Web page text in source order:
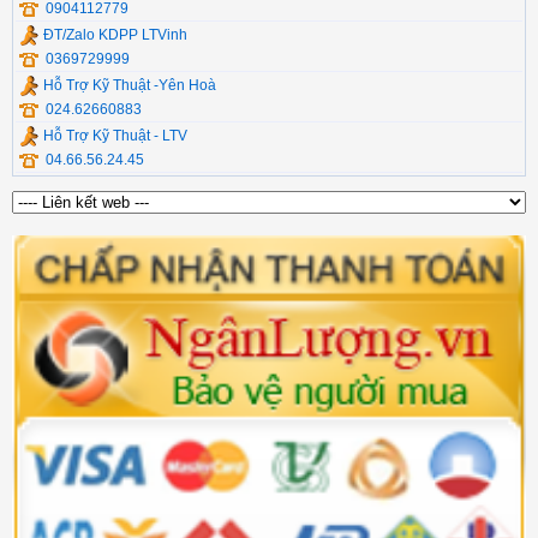
0904112779
ĐT/Zalo KDPP LTVinh
0369729999
Hỗ Trợ Kỹ Thuật -Yên Hoà
024.62660883
Hỗ Trợ Kỹ Thuật - LTV
04.66.56.24.45